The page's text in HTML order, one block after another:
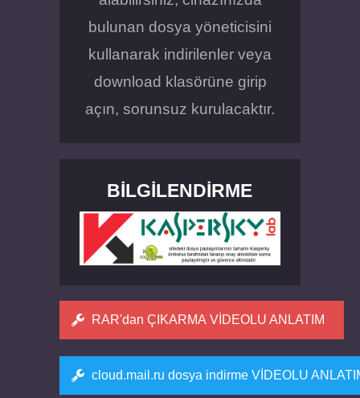
bulunan dosya yöneticisini
kullanarak indirilenler veya
download klasörüne girip
açın, sorunsuz kurulacaktır.
BILGILENDIRME
RAR'dan ÇIKARMA VİDEOLU ANLATIM
cloud.mail.ru dosya indirme VİDEOLU